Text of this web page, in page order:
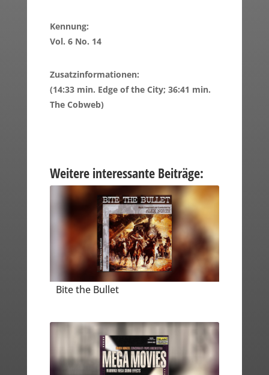
Kennung:
Vol. 6 No. 14
Zusatzinformationen:
(14:33 min. Edge of the City; 36:41 min.
The Cobweb)
Weitere interessante Beiträge:
Bite the Bullet